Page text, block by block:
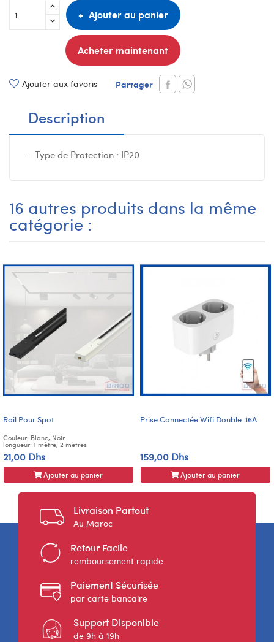
Ajouter au panier
Acheter maintenant
Ajouter aux favoris Partager
Description
- Type de Protection : IP20
16 autres produits dans la même
catégorie :
Rail Pour Spot
Couleur: Blanc, Noir
longueur: 1 mètre, 2 mètres
21,00 Dhs
Ajouter au panier
Prise Connectée Wifi Double-16A
159,00 Dhs
Ajouter au panier
Livraison Partout
Au Maroc
Retour Facile
remboursement rapide
Paiement Sécurisée
par carte bancaire
Support Disponible
de 9h à 19h